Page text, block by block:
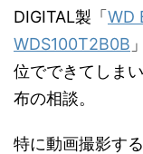
DIGITAL製「WD
WDS100T2B0B
位でできてしま
布の相談。
特に動画撮影す